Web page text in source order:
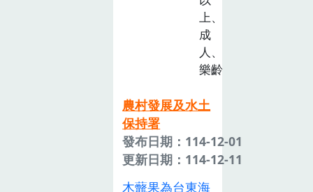
植，能夠理解農
業活動對環境的
影響，並探索如
何通過友善環境
態。另一方面，
學生通過地方創
生與農業結合的
討論，學習如何
尊重不同地方的
教育與SDGs的
指標：農業與環
境保護（SDG2:
確保糧食安全，
促進永續農業）
學生在課程中學
習如何通過有機
栽培技術促進植
物健康，減少化
學肥料和農藥的
使用，達成環境
上、
成
人、
樂齡
農村發展及水土
保持署
發布日期：114-12-01
更新日期：114-12-11
木虌果為台東海